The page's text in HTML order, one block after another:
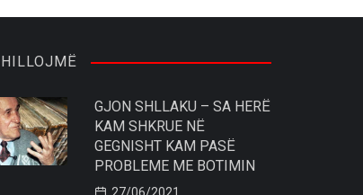
GJON SHLLAKU – SA HERË
KAM SHKRUE NË
GEGNISHT KAM PASË
PROBLEME ME BOTIMIN